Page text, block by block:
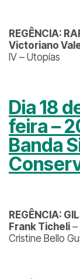
REGÊNCIA:
Victoriano
IV – Utopías
Dia 18
feira –
Banda
REGÊNCIA:
Frank Ticheli –
Cristine Bello